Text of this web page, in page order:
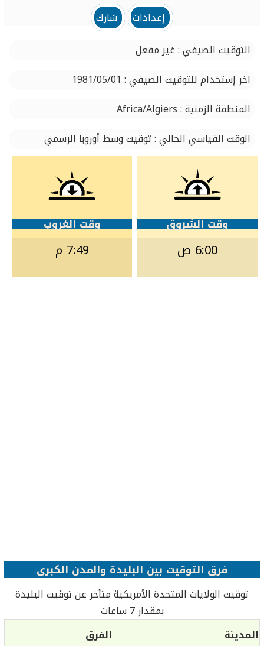
إعدادات
شارك
التوقيت الصيفي : غير مفعل
اخر إستخدام للتوقيت الصيفي : 1981/05/01
المنطقة الزمنية : Africa/Algiers
الوقت القياسي الحالي : توقيت وسط أوروبا الرسمي
وقت الشروق
6:00 ص
وقت الغروب
7:49 م
فرق التوقيت بين البليدة‎ والمدن الكبرى
بمقدار 7 ساعات
المدينة
الفرق